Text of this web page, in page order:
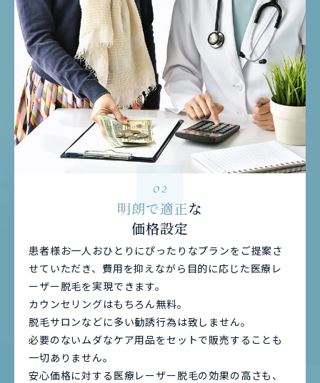
02
明朗で適正な
価格設定
患者様お一人おひとりにぴったりなプランをご提案さ
せていただき、費用を抑えながら目的に応じた医療レ
ーザー脱毛を実現できます。
カウンセリングはもちろん無料。
脱毛サロンなどに多い勧誘行為は致しません。
必要のないムダなケア用品をセットで販売することも
一切ありません。
安心価格に対する医療レーザー脱毛の効果の高さも、